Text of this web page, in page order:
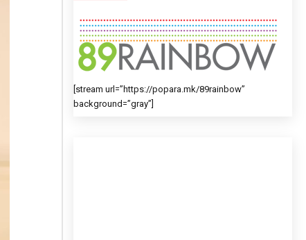
[stream url=”https://popara.mk/89rainbow”
background=”gray”]